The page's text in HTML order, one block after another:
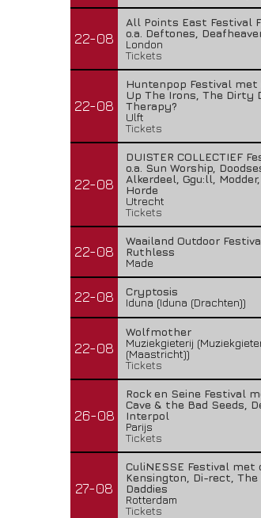
22-08
All Points East Festival
o.a. Deftones,
London
Tickets
22-08
Huntenpop Festival met
Up The Irons, The Dirty
Therapy?
Ulft
Tickets
22-08
DUISTER COLLECTIEF
o.a. Sun Worship,
Alkerdeel, Ggu:ll,
Horde
Utrecht
Tickets
22-08
Waailand Outdoor
Ruthless
Made
22-08
Cryptosis
Iduna (Iduna (Drachten))
22-08
Wolfmother
Muziekgieterij
(Maastricht))
Tickets
26-08
Rock en Seine Festival
Cave & the Bad Seeds,
Interpol
Parijs
Tickets
27-08
CuliNESSE Festival met
Kensington, Di-rect,
Daddies
Rotterdam
Tickets